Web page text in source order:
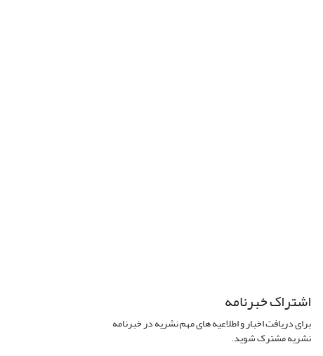
اشتراک خبرنامه
برای دریافت اخبار و اطلاعیه های مهم نشریه در خبرنامه
نشریه مشترک شوید.